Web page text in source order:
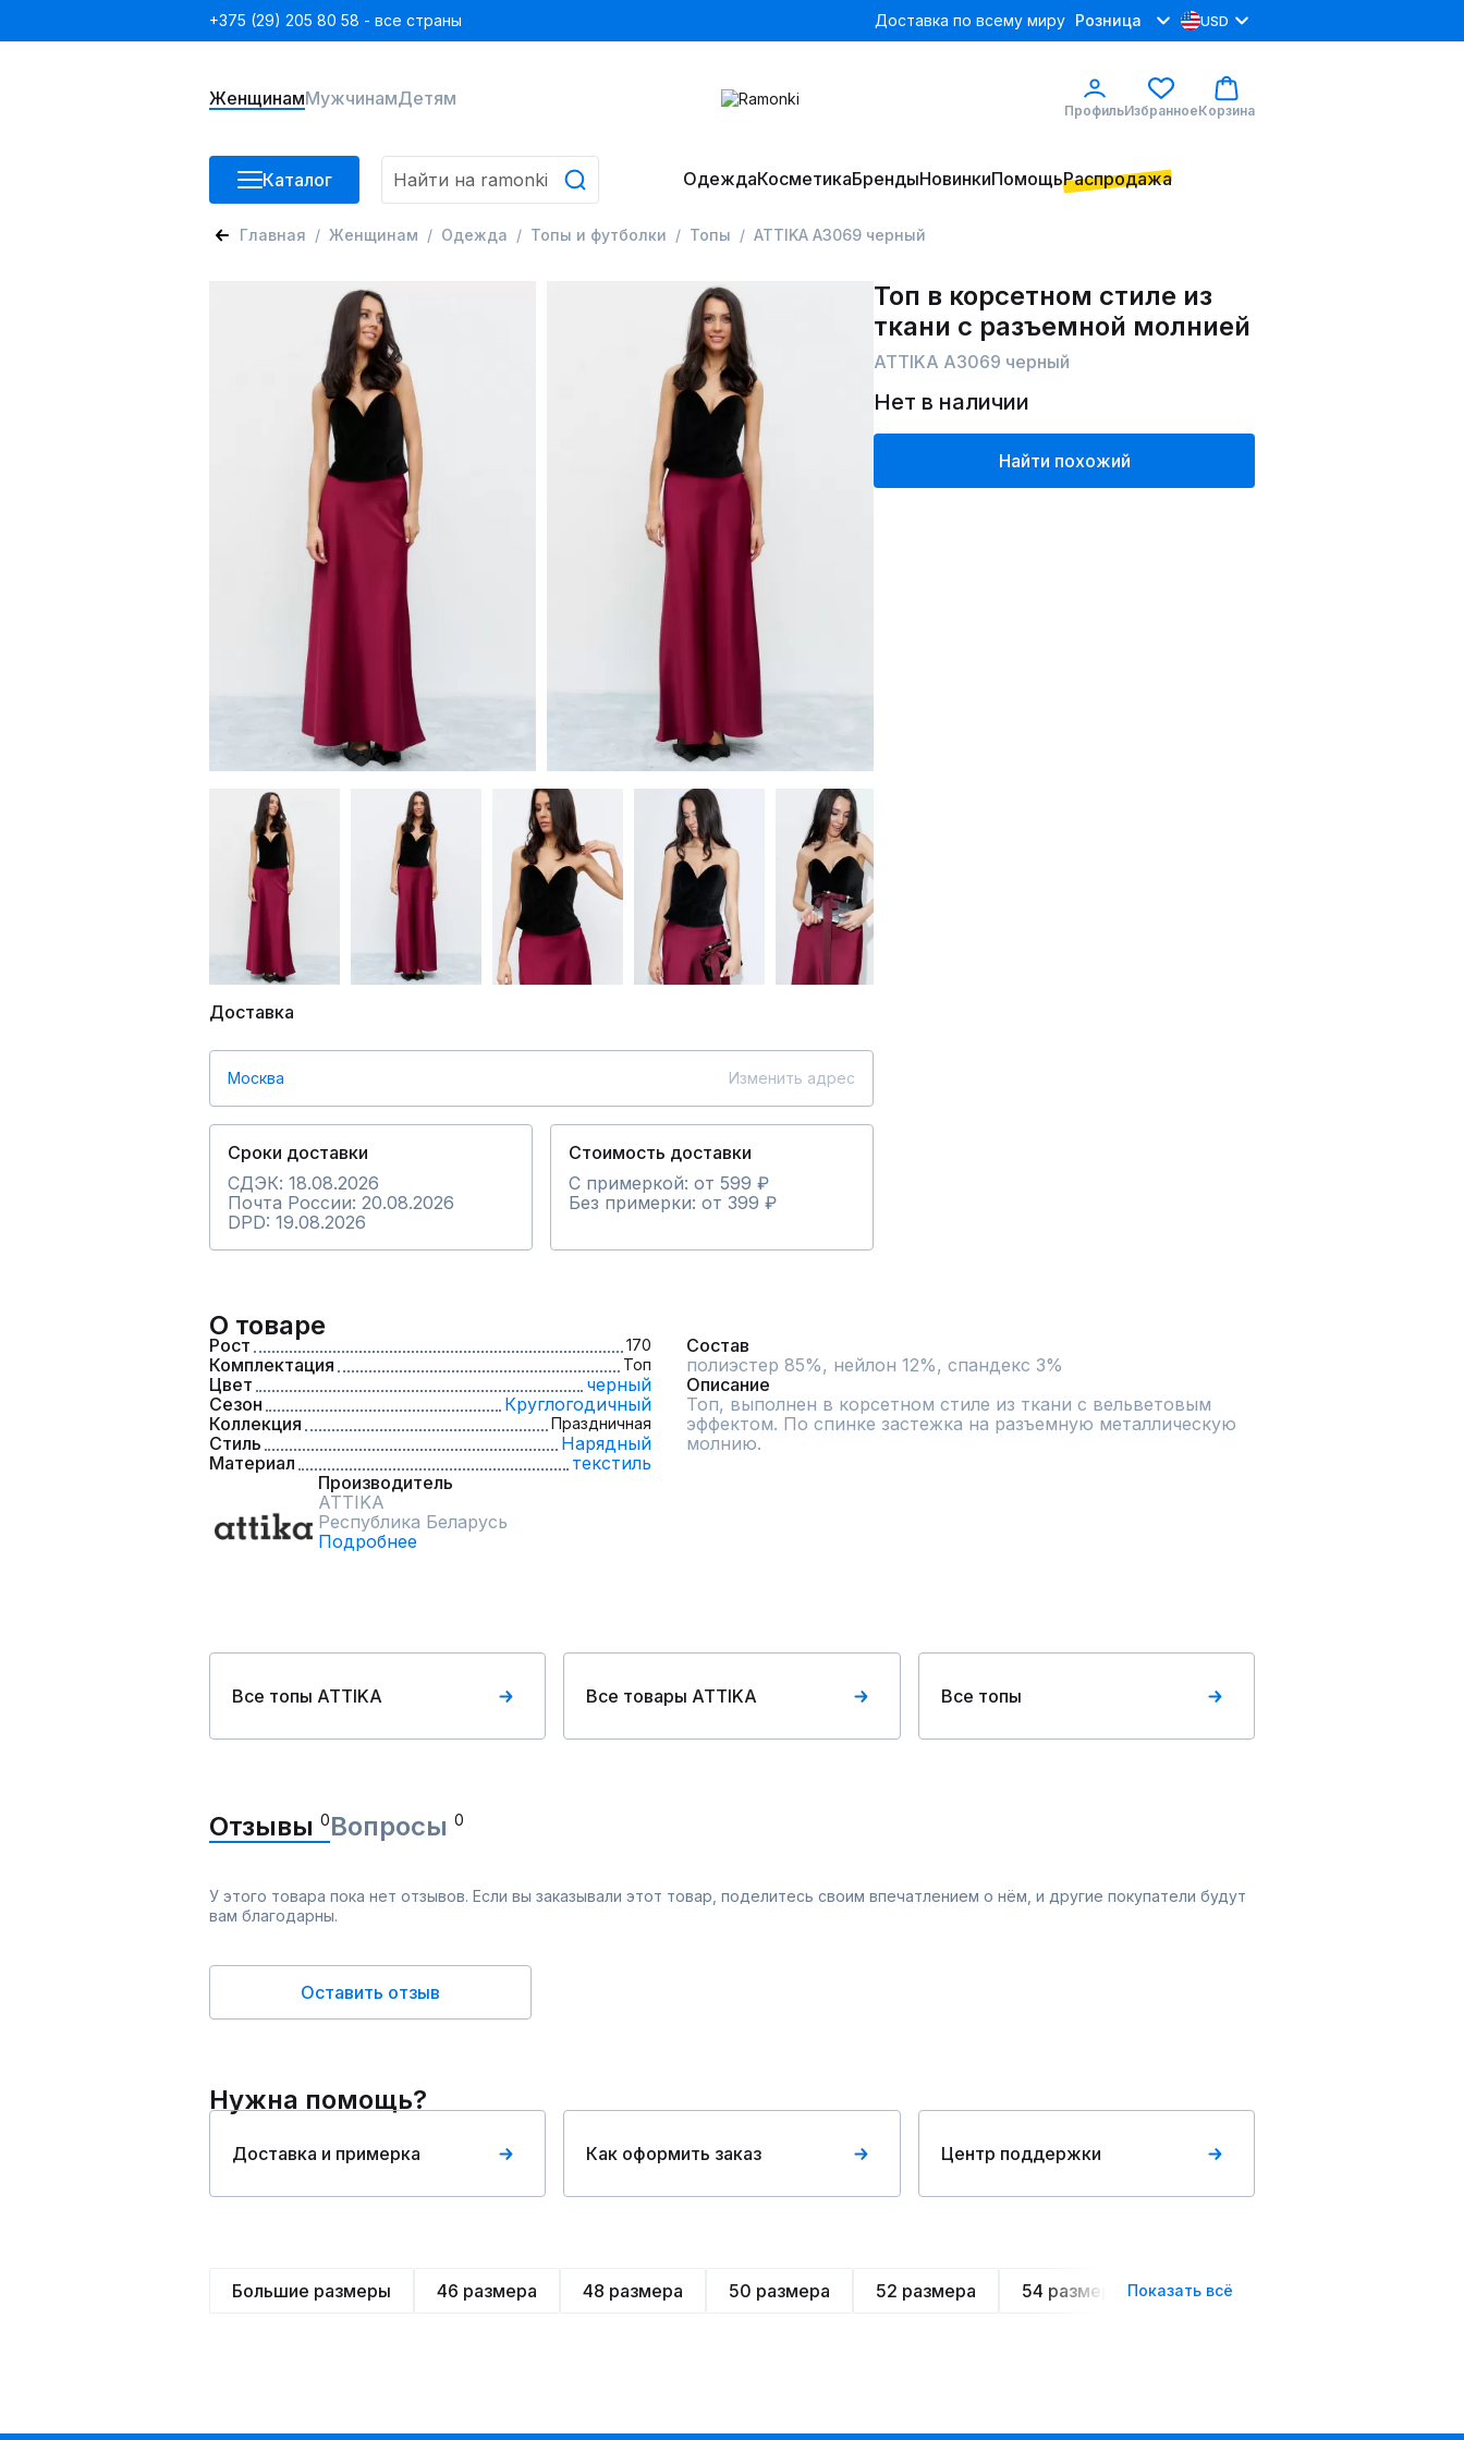
+375 (29) 205 80 58 - все страны Доставка по всему миру Розница USD
ЖенщинамМужчинамДетям
ПрофильИзбранноеКорзина
Каталог ОдеждаКосметикаБрендыНовинкиПомощьРаспродажа
Главная Женщинам Одежда Топы и футболки Топы ATTIKA A3069 черный
Доставка
Москва Изменить адрес
Сроки доставки
СДЭК: 18.08.2026
Почта России: 20.08.2026
DPD: 19.08.2026
Стоимость доставки
С примеркой: от 599 ₽
Без примерки: от 399 ₽
Топ в корсетном стиле из
ткани с разъемной молнией
ATTIKA A3069 черный
Нет в наличии
Найти похожий
О товаре
Рост 170
Комплектация Топ
Цвет
черный
Сезон
Круглогодичный
Коллекция
Праздничная
Стиль
Нарядный
Материал
текстиль
Производитель
ATTIKA
Республика Беларусь
Подробнее
Состав
полиэстер 85%, нейлон 12%, спандекс 3%
Описание
Топ, выполнен в корсетном стиле из ткани с вельветовым
эффектом. По спинке застежка на разъемную металлическую
молнию.
Все топы ATTIKA Все товары ATTIKA Все топы
Отзывы 0Вопросы 0
У этого товара пока нет отзывов. Если вы заказывали этот товар, поделитесь своим впечатлением о нём, и другие покупатели будут
вам благодарны.
Оставить отзыв
Нужна помощь?
Доставка и примерка Как оформить заказ Центр поддержки
Большие размеры 46 размера 48 размера 50 размера 52 размера 54 размера Летние
Показать всё